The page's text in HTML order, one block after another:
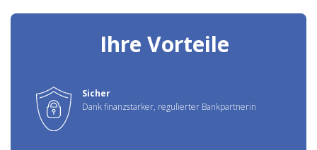
Ihre Vorteile
Sicher
Dank finanzstarker, regulierter Bankpartnerin